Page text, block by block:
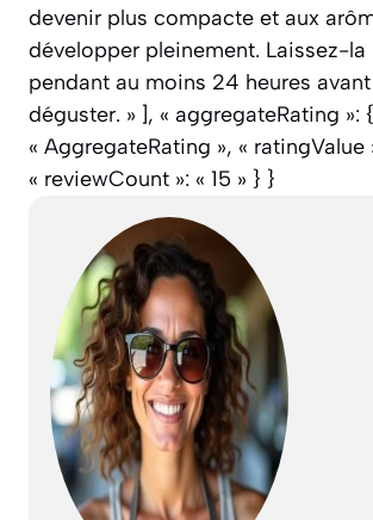
devenir plus compacte et aux
développer pleinement. Laissez-la
pendant au moins 24 heures
déguster. » ], « aggregateRating »:
« AggregateRating », « ratingValue
« reviewCount »: « 15 » } }